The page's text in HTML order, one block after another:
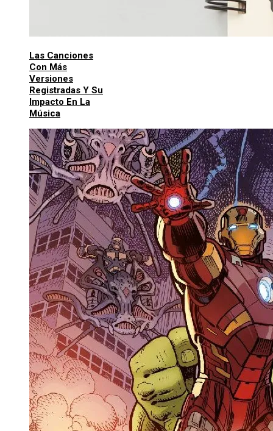
Las Canciones
Con Más
Versiones
Registradas Y Su
Impacto En La
Música